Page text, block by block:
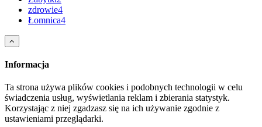
zdrowie4
Łomnica4
Informacja
Ta strona używa plików cookies i podobnych technologii w celu
świadczenia usług, wyświetlania reklam i zbierania statystyk.
Korzystając z niej zgadzasz się na ich używanie zgodnie z
ustawieniami przeglądarki.